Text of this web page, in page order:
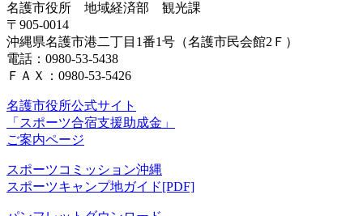
名護市役所 地域経済部 観光課
〒905-0014
沖縄県名護市港二丁目1番1号（名護市民会館2Ｆ）
電話：0980-53-5438
ＦＡＸ：0980-53-5426
名護市役所公式サイト
「スポーツ合宿支援助成金」
ご案内ページ
スポーツコミッション沖縄
スポーツキャンプ地ガイド[PDF]